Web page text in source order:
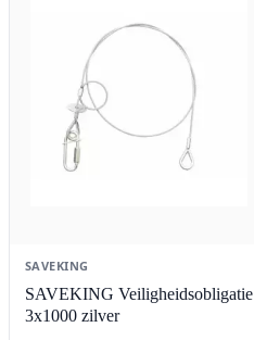
SAVEKING
SAVEKING Veiligheidsobligatie
3x1000 zilver